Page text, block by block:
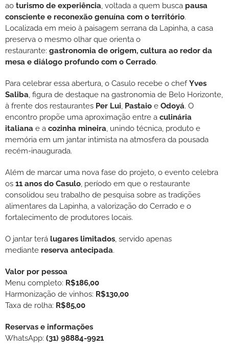
ao turismo de experiência, voltada a quem busca pausa
consciente e reconexão genuína com o território.
Localizada em meio à paisagem serrana da Lapinha, a casa
preserva o mesmo olhar que orienta o
restaurante: gastronomia de origem, cultura ao redor da
mesa e diálogo profundo com o Cerrado.
Para celebrar essa abertura, o Casulo recebe o chefYves
Saliba, figura de destaque na gastronomia de Belo Horizonte,
à frente dos restaurantes Per Lui, Pastaio e Odoyá. O
encontro propõe uma aproximação entre a culinária
italiana e a cozinha mineira, unindo técnica, produto e
memória em um jantar intimista na atmosfera da pousada
recém-inaugurada.
Além de marcar uma nova fase do projeto, o evento celebra
os 11 anos do Casulo, período em que o restaurante
consolidou seu trabalho de pesquisa sobre as tradições
alimentares da Lapinha, a valorização do Cerrado e o
fortalecimento de produtores locais.
O jantar terá lugares limitados, servido apenas
mediante reserva antecipada.
Valor por pessoa
Menu completo: R$186,00
Harmonização de vinhos: R$130,00
Taxa de rolha: R$85,00
Reservas e informações
WhatsApp: (31) 98884-9921